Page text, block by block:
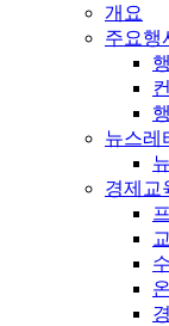
개요
주요행
뉴스레
경제교